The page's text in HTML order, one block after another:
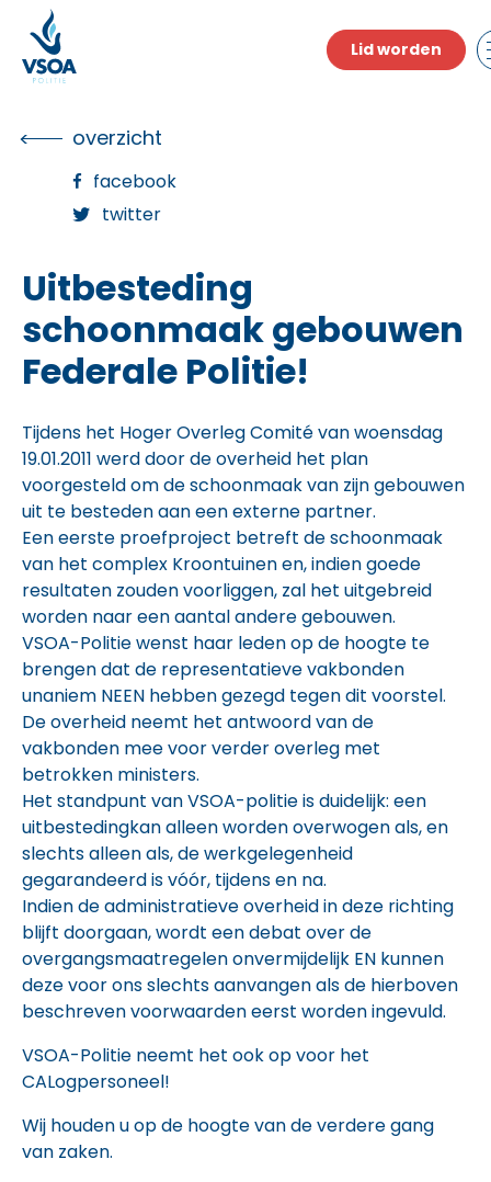
the
content
Lid worden
overzicht
facebook
twitter
Uitbesteding
schoonmaak gebouwen
Federale Politie!
Tijdens het Hoger Overleg Comité van woensdag
19.01.2011 werd door de overheid het plan
voorgesteld om de schoonmaak van zijn gebouwen
uit te besteden aan een externe partner.
Een eerste proefproject betreft de schoonmaak
van het complex Kroontuinen en, indien goede
resultaten zouden voorliggen, zal het uitgebreid
worden naar een aantal andere gebouwen.
VSOA-Politie wenst haar leden op de hoogte te
brengen dat de representatieve vakbonden
unaniem NEEN hebben gezegd tegen dit voorstel.
De overheid neemt het antwoord van de
vakbonden mee voor verder overleg met
betrokken ministers.
Het standpunt van VSOA-politie is duidelijk: een
uitbestedingkan alleen worden overwogen als, en
slechts alleen als, de werkgelegenheid
gegarandeerd is vóór, tijdens en na.
Indien de administratieve overheid in deze richting
blijft doorgaan, wordt een debat over de
overgangsmaatregelen onvermijdelijk EN kunnen
deze voor ons slechts aanvangen als de hierboven
beschreven voorwaarden eerst worden ingevuld.
VSOA-Politie neemt het ook op voor het
CALogpersoneel!
Wij houden u op de hoogte van de verdere gang
van zaken.